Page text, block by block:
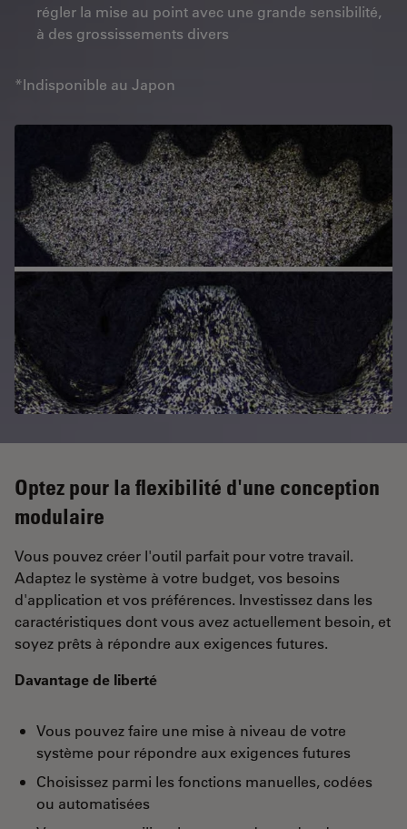
régler la mise au point avec une grande sensibilité,
à des grossissements divers
*Indisponible au Japon
Optez pour la flexibilité d'une conception
modulaire
Vous pouvez créer l'outil parfait pour votre travail.
Adaptez le système à votre budget, vos besoins
d'application et vos préférences. Investissez dans les
caractéristiques dont vous avez actuellement besoin, et
soyez prêts à répondre aux exigences futures.
Davantage de liberté
Vous pouvez faire une mise à niveau de votre
système pour répondre aux exigences futures
Choisissez parmi les fonctions manuelles, codées
ou automatisées